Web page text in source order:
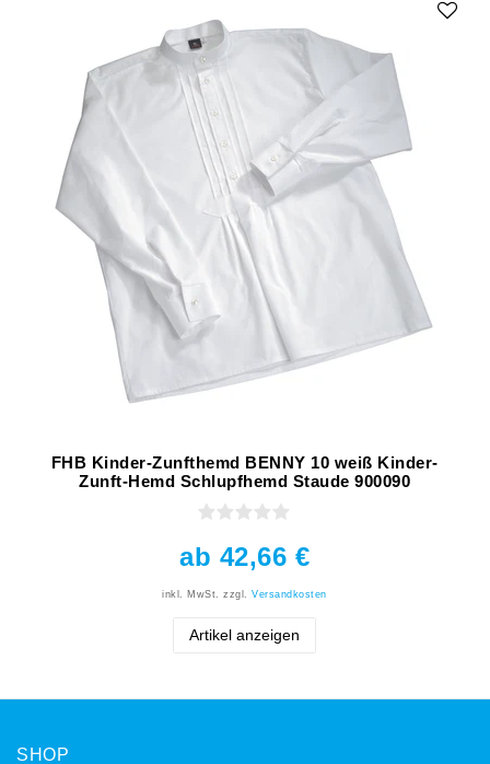
FHB Kinder-Zunfthemd BENNY 10 weiß Kinder-
Zunft-Hemd Schlupfhemd Staude 900090
ab 42,66 €
inkl. MwSt. zzgl.Versandkosten
Artikel anzeigen
SHOP